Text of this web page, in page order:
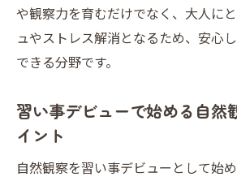
や観察力を育むだけでなく、大人に
ュやストレス解消となるため、安心
できる分野です。
習い事デビューで始める自然
イント
自然観察を習い事デビューとして始